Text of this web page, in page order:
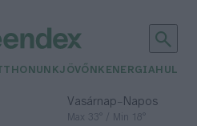
JÖVŐNK ENERGIA
Vasárnap– Napos
Max 33° / Min 18°